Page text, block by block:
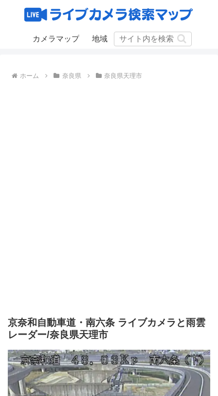
カメラマップ 地域
ホーム 奈良県 奈良県天理市
京奈和自動車道・南六条 ライブカメラと雨雲
レーダー/奈良県天理市